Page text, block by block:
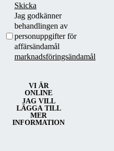
Skicka
Jag godkänner
behandlingen av
personuppgifter för
affärsändamål
marknadsföringsändamål
JAG VILL
LÄGGA TILL
MER
INFORMATION
VI ÄR
ONLINE